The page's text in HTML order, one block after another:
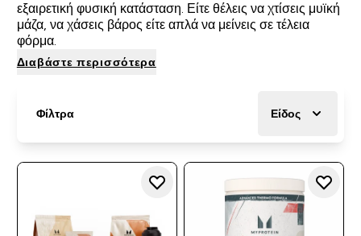
εξαιρετική φυσική κατάσταση. Είτε θέλεις να χτίσεις μυϊκή
μάζα, να χάσεις βάρος είτε απλά να μείνεις σε τέλεια
φόρμα.
Διαβάστε περισσότερα
Φίλτρα Είδος